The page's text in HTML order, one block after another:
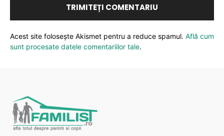
Acest site folosește Akismet pentru a reduce spamul. Află cum
sunt procesate datele comentariilor tale.